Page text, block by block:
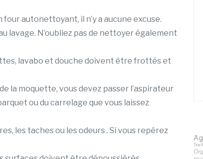
autonettoyant, il n’y a aucune excuse.
lavage. N’oubliez pas de nettoyer également
lavabo et douche doivent être frottés et
la moquette, vous devez passer l’aspirateur
ou du carrelage que vous laissez
les taches ou les odeurs . Si vous repérez